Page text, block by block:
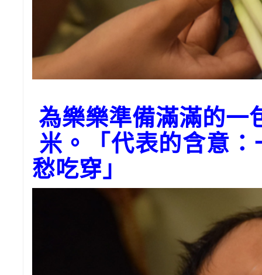
為樂樂準備滿滿的一
米。「代表的含意
愁吃穿」